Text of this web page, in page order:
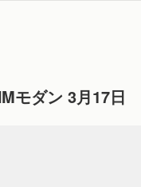
モダン 3月17日